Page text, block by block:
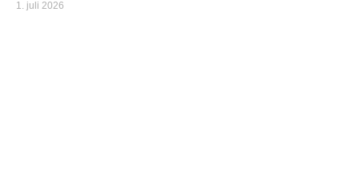
1. juli 2026